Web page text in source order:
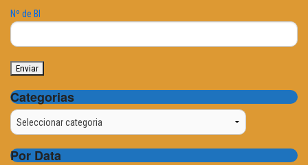
Nº de BI
Categorias
Categorias
Por Data